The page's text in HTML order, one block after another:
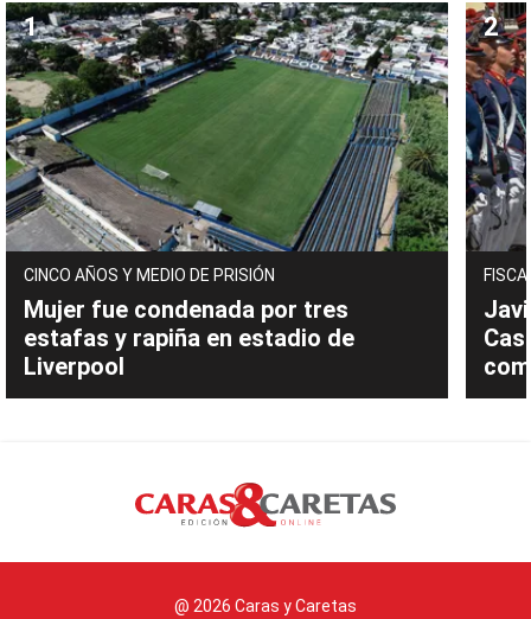
CINCO AÑOS Y MEDIO DE PRISIÓN
Mujer fue condenada por tres
estafas y rapiña en estadio de
Liverpool
@ 2026 Caras y Caretas